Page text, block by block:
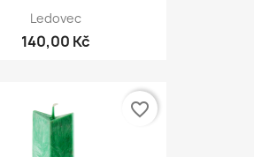
Ledovec
140,00 Kč
favorite_border